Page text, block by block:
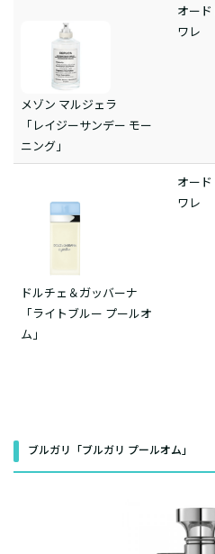
メゾン マルジェラ
「レイジーサンデー モー
ニング」
オード
ワレ
ドルチェ＆ガッバーナ
「ライトブルー プールオ
ム」
オード
ワレ
ブルガリ「ブルガリ プールオム」